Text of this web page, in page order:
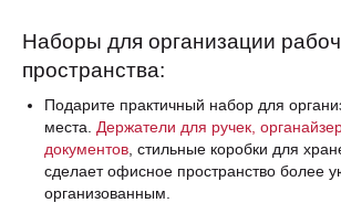
Наборы для организации
пространства:
Подарите практичный набор для
места. Держатели для ручек,
документов , стильные коробки для
сделает офисное пространство более
организованным.